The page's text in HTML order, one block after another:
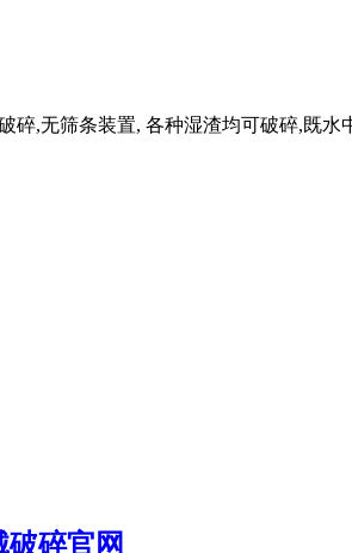
,无筛条装置, 各种湿渣均可破碎,既
碎官网